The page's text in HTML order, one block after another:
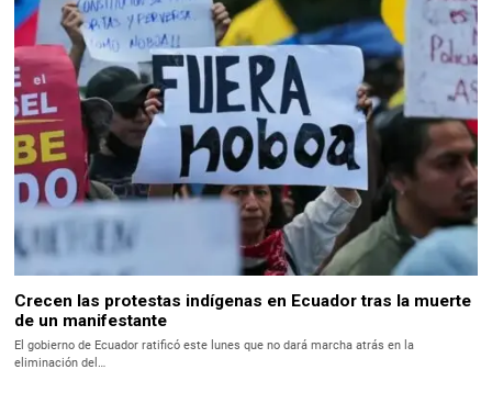
Crecen las protestas indígenas en Ecuador tras la muerte
de un manifestante
El gobierno de Ecuador ratificó este lunes que no dará marcha atrás en la
eliminación del…